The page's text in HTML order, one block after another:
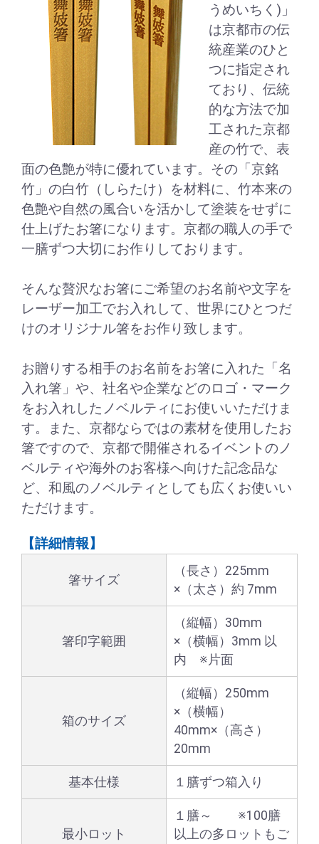
うめいちく)」
は京都市の伝
統産業のひと
つに指定され
ており、伝統
的な方法で加
工された京都
産の竹で、表
面の色艶が特に優れています。その「京銘
竹」の白竹（しらたけ）を材料に、竹本来の
色艶や自然の風合いを活かして塗装をせずに
仕上げたお箸になります。京都の職人の手で
一膳ずつ大切にお作りしております。
そんな贅沢なお箸にご希望のお名前や文字を
レーザー加工でお入れして、世界にひとつだ
けのオリジナル箸をお作り致します。
お贈りする相手のお名前をお箸に入れた「名
入れ箸」や、社名や企業などのロゴ・マーク
をお入れしたノベルティにお使いいただけま
す。また、京都ならではの素材を使用したお
箸ですので、京都で開催されるイベントのノ
ベルティや海外のお客様へ向けた記念品な
ど、和風のノベルティとしても広くお使いい
ただけます。
【詳細情報】
箸サイズ
（長さ）225mm
×（太さ）約 7mm
箸印字範囲
（縦幅）30mm
×（横幅）3mm 以
内 ※片面
箱のサイズ
（縦幅）250mm
×（横幅）
40mm×（高さ）
20mm
基本仕様 １膳ずつ箱入り
最小ロット
１膳～ ※100膳
以上の多ロットもご